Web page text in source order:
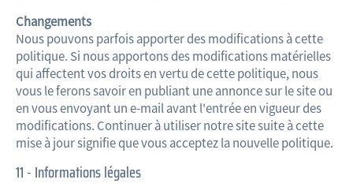
Changements
Nous pouvons parfois apporter des modifications à cette
politique. Si nous apportons des modifications matérielles
qui affectent vos droits en vertu de cette politique, nous
vous le ferons savoir en publiant une annonce sur le site ou
en vous envoyant un e-mail avant l'entrée en vigueur des
modifications. Continuer à utiliser notre site suite à cette
mise à jour signifie que vous acceptez la nouvelle politique.
11 - Informations légales